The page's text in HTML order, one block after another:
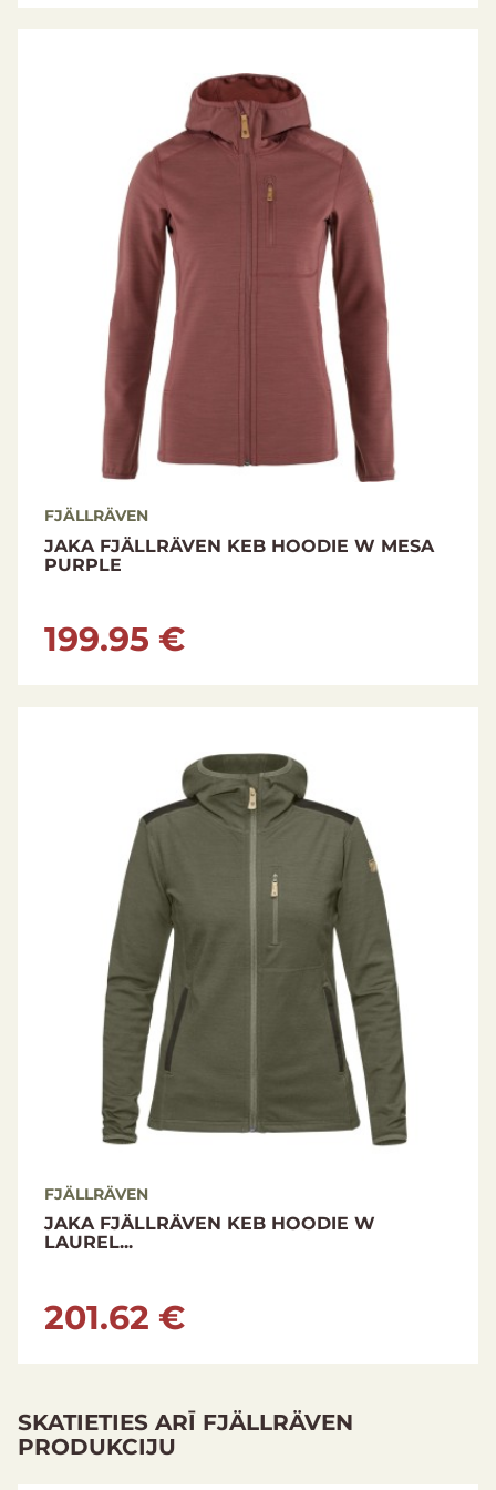
FJÄLLRÄVEN
JAKA FJÄLLRÄVEN KEB HOODIE W MESA
PURPLE
199.95 €
FJÄLLRÄVEN
JAKA FJÄLLRÄVEN KEB HOODIE W
LAUREL...
201.62 €
SKATIETIES ARĪ FJÄLLRÄVEN
PRODUKCIJU